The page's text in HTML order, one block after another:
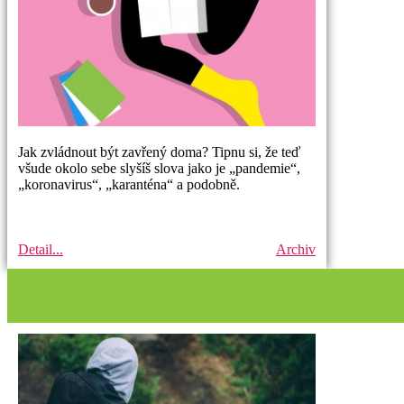
Jak zvládnout být zavřený doma? Tipnu si, že teď
všude okolo sebe slyšíš slova jako je „pandemie“,
„koronavirus“, „karanténa“ a podobně.
Detail... Archiv